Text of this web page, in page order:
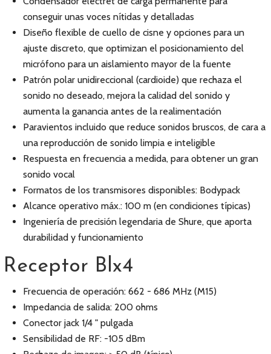
conseguir unas voces nítidas y detalladas
Diseño flexible de cuello de cisne y opciones para un
ajuste discreto, que optimizan el posicionamiento del
micrófono para un aislamiento mayor de la fuente
Patrón polar unidireccional (cardioide) que rechaza el
sonido no deseado, mejora la calidad del sonido y
aumenta la ganancia antes de la realimentación
Paravientos incluido que reduce sonidos bruscos, de cara a
una reproducción de sonido limpia e inteligible
Respuesta en frecuencia a medida, para obtener un gran
sonido vocal
Formatos de los transmisores disponibles: Bodypack
Alcance operativo máx.: 100 m (en condiciones típicas)
Ingeniería de precisión legendaria de Shure, que aporta
durabilidad y funcionamiento
Receptor Blx4
Frecuencia de operación: 662 - 686 MHz (M15)
Impedancia de salida: 200 ohms
Conector jack 1/4 " pulgada
Sensibilidad de RF: -105 dBm